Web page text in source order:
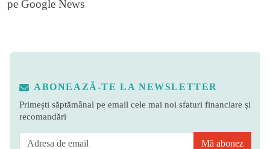
pe Google News
ABONEAZĂ-TE LA NEWSLETTER
Primești săptămânal pe email cele mai noi sfaturi financiare și
recomandări
Mă abonez